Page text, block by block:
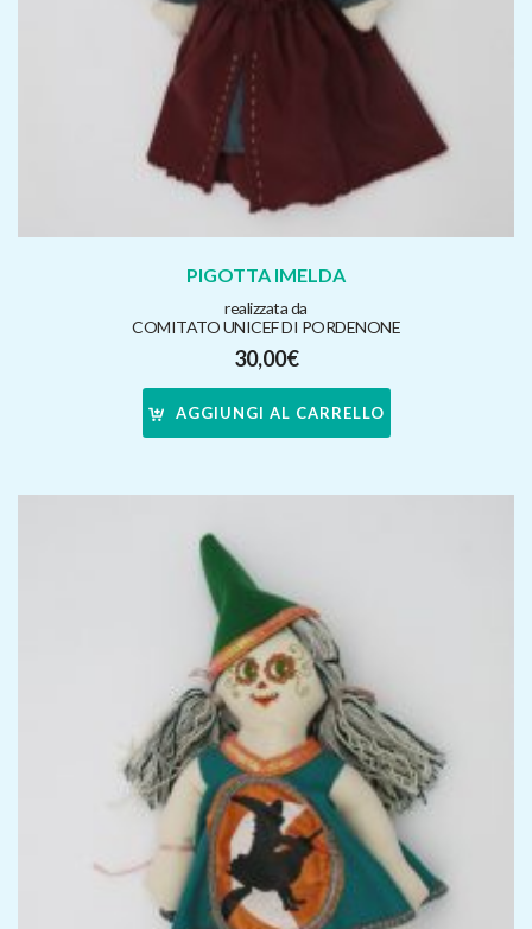
PIGOTTA IMELDA
realizzata da
COMITATO UNICEF DI PORDENONE
30,00€
AGGIUNGI AL CARRELLO